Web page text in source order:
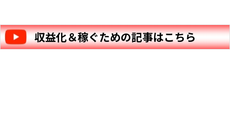
収益化＆稼ぐための記事はこちら